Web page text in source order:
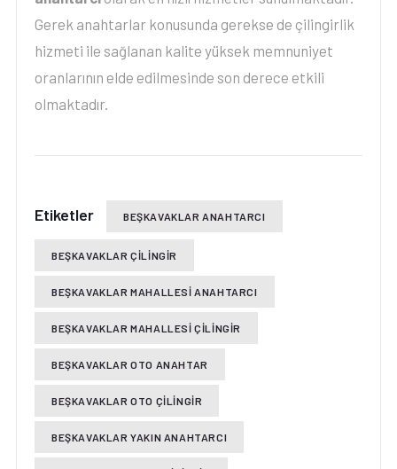
Gerek anahtarlar konusunda gerekse de çilingirlik
hizmeti ile sağlanan kalite yüksek memnuniyet
oranlarının elde edilmesinde son derece etkili
olmaktadır.
Etiketler BEŞKAVAKLAR ANAHTARCI
BEŞKAVAKLAR ÇILINGIR
BEŞKAVAKLAR MAHALLESI ANAHTARCI
BEŞKAVAKLAR MAHALLESI ÇILINGIR
BEŞKAVAKLAR OTO ANAHTAR
BEŞKAVAKLAR OTO ÇILINGIR
BEŞKAVAKLAR YAKIN ANAHTARCI